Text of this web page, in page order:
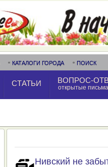
КАТАЛОГИ ГОРОДА ПОИСК
СТАТЬИ ВОПРОС-
открытые письма
Нивский не